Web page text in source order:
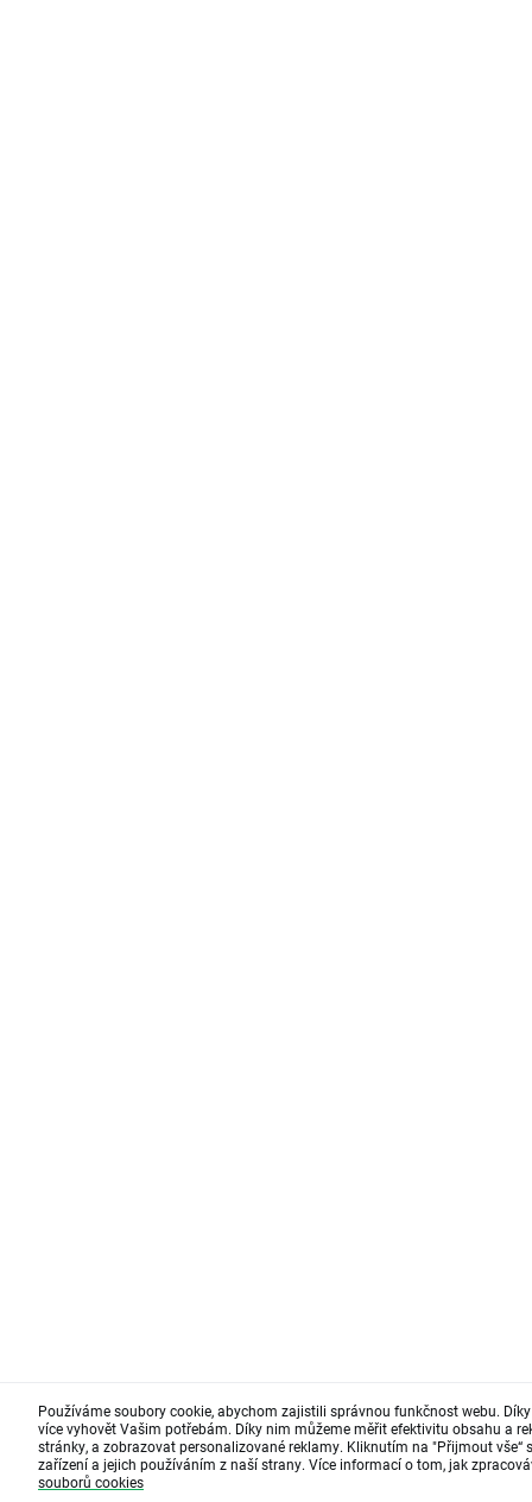
Používáme soubory cookie, abychom zajistili správnou funkčnost webu.
více vyhovět Vašim potřebám. Díky nim můžeme měřit efektivitu obsahu a
stránky, a zobrazovat personalizované reklamy. Kliknutím na "Přijmout
zařízení a jejich používáním z naší strany. Více informací o tom, jak
souborů cookies